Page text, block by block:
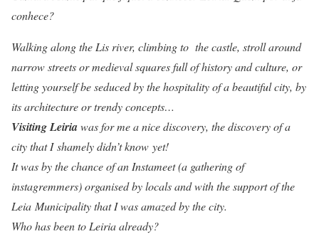
conhece?
Walking along the Lis river, climbing to the castle, stroll around
narrow streets or medieval squares full of history and culture, or
letting yourself be seduced by the hospitality of a beautiful city, by
its architecture or trendy concepts…
Visiting Leiriawas for me a nice discovery, the discovery of a
city that Ishamely didn’t know yet!
It was by the chance of an Instameet (a gathering of
instagremmers) organised by locals and with the support of the
Leia Municipality that I was amazed by the city.
Who has been to Leiria already?